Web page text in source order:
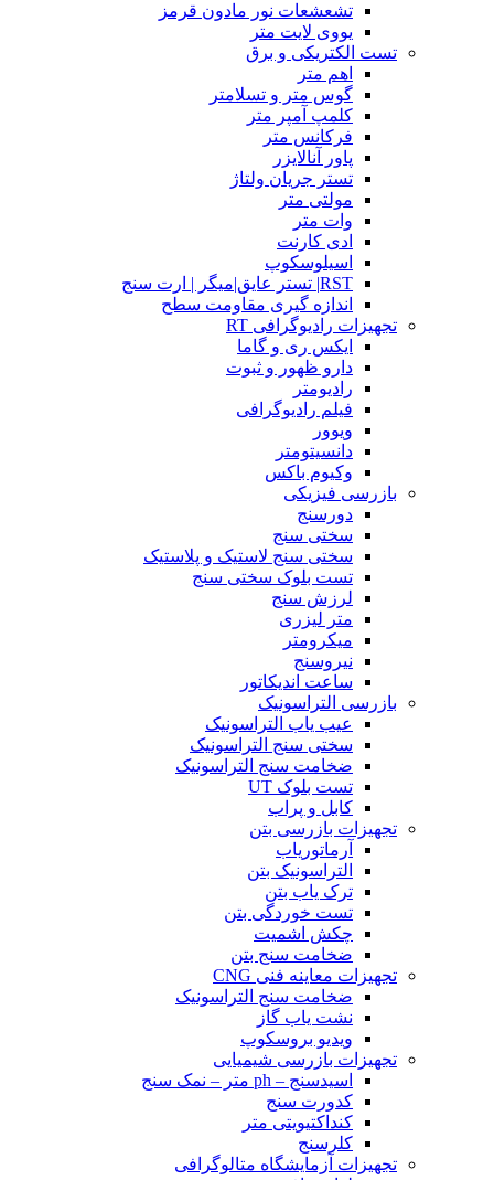
تشعشعات نور مادون قرمز
یووی لایت متر
تست الکتریکی و برق
اهم متر
گوس متر و تسلامتر
کلمپ آمپر متر
فرکانس متر
پاور آنالایزر
تستر جریان ولتاژ
مولتی متر
وات متر
ادی کارنت
اسیلوسکوپ
RST| تستر عایق|میگر | ارت سنج
اندازه گیری مقاومت سطح
تجهیزات رادیوگرافی RT
ایکس ری و گاما
دارو ظهور و ثبوت
رادیومتر
فیلم رادیوگرافی
ویوور
دانسیتومتر
وکیوم باکس
بازرسی فیزیکی
دورسنج
سختی سنج
سختی سنج لاستیک و پلاستیک
تست بلوک سختی سنج
لرزش سنج
متر لیزری
میکرومتر
نیروسنج
ساعت اندیکاتور
بازرسی التراسونیک
عیب یاب التراسونیک
سختی سنج التراسونیک
ضخامت سنج التراسونیک
تست بلوک UT
کابل و پراب
تجهیزات بازرسی بتن
آرماتوریاب
التراسونیک بتن
ترک یاب بتن
تست خوردگی بتن
چکش اشمیت
ضخامت سنج بتن
تجهیزات معاینه فنی CNG
ضخامت سنج التراسونیک
نشت یاب گاز
ویدیو بروسکوپ
تجهیزات بازرسی شیمیایی
اسیدسنج – ph متر – نمک سنج
کدورت سنج
کنداکتیویتی متر
کلرسنج
تجهیزات آزمایشگاه متالوگرافی